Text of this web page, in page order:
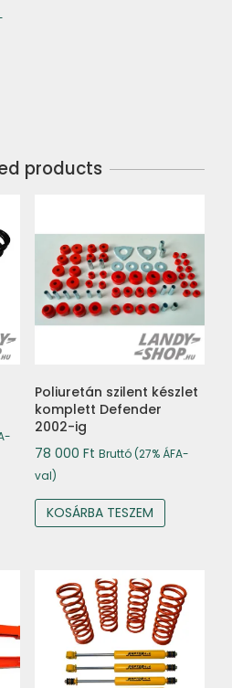
products
Poliuretán szilent készlet
komplett Defender
2002-ig
78 000 Ft Bruttó (27% ÁFA-
val)
KOSÁRBA TESZEM